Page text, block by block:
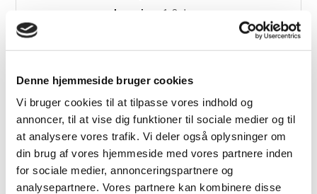
Denne hjemmeside bruger cookies
Vi bruger cookies til at tilpasse vores indhold og
annoncer, til at vise dig funktioner til sociale medier og til
at analysere vores trafik. Vi deler også oplysninger om
din brug af vores hjemmeside med vores partnere inden
for sociale medier, annonceringspartnere og
analysepartnere. Vores partnere kan kombinere disse
Levering: 1-3 dage
Relaterede produkter